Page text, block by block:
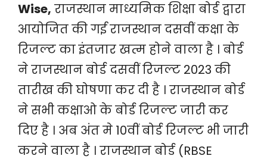
Wise, राजस्थान माध्यमिक शिक्षा बोर्ड द्वारा
आयोजित की गई राजस्थान दसवीं कक्षा के
रिजल्ट का इंतजार खत्म होने वाला है । बोर्ड
ने राजस्थान बोर्ड दसवीं रिजल्ट 2023 की
तारीख की घोषणा कर दी है । राजस्थान बोर्ड
ने सभी कक्षाओ के बोर्ड रिजल्ट जारी कर
दिए है । अब अंत मे 10वीं बोर्ड रिजल्ट भी जारी
करने वाला है । राजस्थान बोर्ड (RBSE